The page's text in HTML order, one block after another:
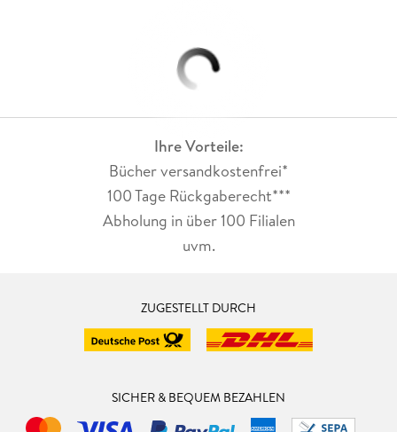
Ihre Vorteile:
Bücher versandkostenfrei*
100 Tage Rückgaberecht***
Abholung in über 100 Filialen
uvm.
ZUGESTELLT DURCH
SICHER & BEQUEM BEZAHLEN